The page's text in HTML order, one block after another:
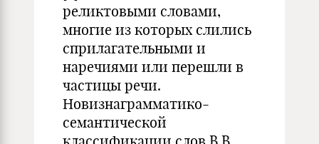
реликтовыми словами,
многие из которых слились
сприлагательными и
наречиями или перешли в
частицы речи.
Новизнаграмматико-
семантической